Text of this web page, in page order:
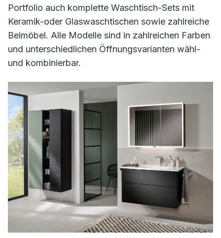
Portfolio auch komplette Waschtisch-Sets mit
Keramik-oder Glaswaschtischen sowie zahlreiche
Beimöbel. Alle Modelle sind in zahlreichen Farben
und unterschiedlichen Öffnungsvarianten wähl-
und kombinierbar.